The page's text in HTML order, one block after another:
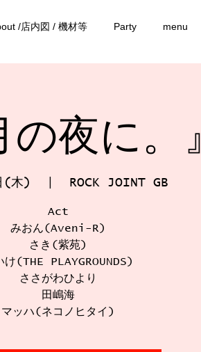
/店内図 / 機材等 Party menu
の夜に。』
(木) ROCK JOINT GB
Act
みおん(Aveni-R)
さき(紫苑)
け(THE PLAYGROUNDS)
ささがわひより
田嶋海
マッハ(ネコノヒタイ)